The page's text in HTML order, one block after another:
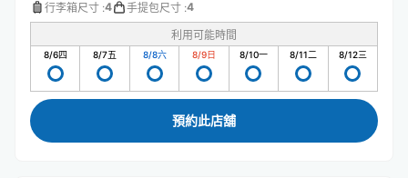
行李箱尺寸 :4 手提包尺寸 :4
利用可能時間
8/6四 8/7五 8/8六 8/9日 8/10一 8/11二 8/12三
預約此店舖